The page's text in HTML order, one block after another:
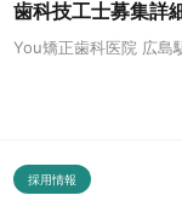
歯科技工士募集詳
You矯正歯科医院 広島
採用情報